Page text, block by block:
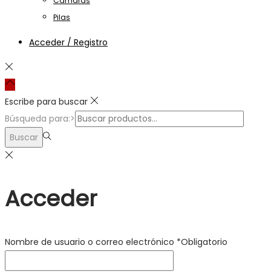
Pilas
Acceder / Registro
Escribe para buscar
Búsqueda para:>
Buscar
Acceder
Nombre de usuario o correo electrónico *Obligatorio